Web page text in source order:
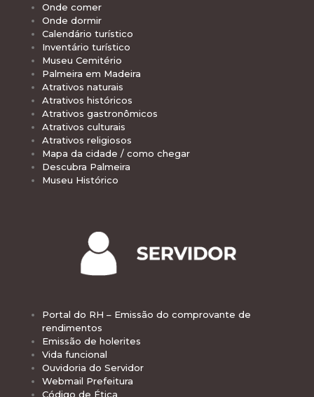
Onde comer
Onde dormir
Calendário turístico
Inventário turístico
Museu Cemitério
Palmeira em Madeira
Atrativos naturais
Atrativos históricos
Atrativos gastronômicos
Atrativos culturais
Atrativos religiosos
Mapa da cidade / como chegar
Descubra Palmeira
Museu Histórico
Portal do RH – Emissão do comprovante de
rendimentos
Emissão de holerites
Vida funcional
Ouvidoria do Servidor
Webmail Prefeitura
Código de Ética